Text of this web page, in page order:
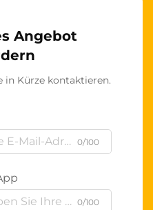
Angebot
in Kürze kontaktieren.
0/100
0/100